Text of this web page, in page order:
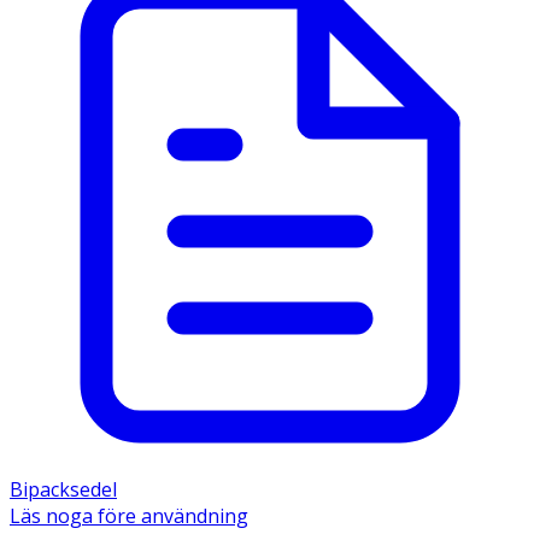
Bipacksedel
Läs noga före användning